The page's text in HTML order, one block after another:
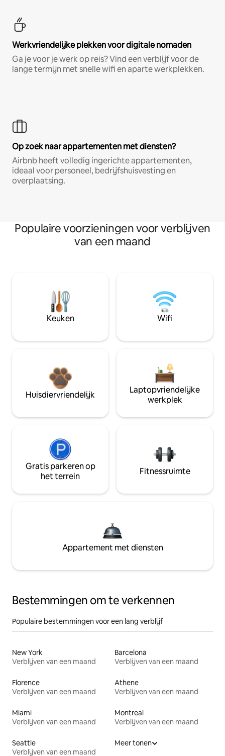
Werkvriendelijke plekken voor digitale nomaden
Ga je voor je werk op reis? Vind een verblijf voor de
lange termijn met snelle wifi en aparte werkplekken.
Op zoek naar appartementen met diensten?
Airbnb heeft volledig ingerichte appartementen,
ideaal voor personeel, bedrijfshuisvesting en
overplaatsing.
Populaire voorzieningen voor verblijven
van een maand
Keuken Wifi
Huisdiervriendelijk
Laptopvriendelijke
werkplek
Gratis parkeren op
het terrein
Fitnessruimte
Appartement met diensten
Bestemmingen om te verkennen
Populaire bestemmingen voor een lang verblijf
New York
Verblijven van een maand
Barcelona
Verblijven van een maand
Florence
Verblijven van een maand
Athene
Verblijven van een maand
Miami
Verblijven van een maand
Montreal
Verblijven van een maand
Seattle
Verblijven van een maand
Meer tonen